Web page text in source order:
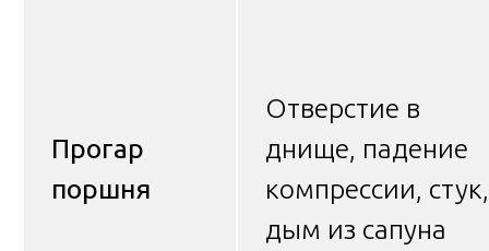
Прогар
поршня
Отверстие в
днище, падение
компрессии, стук,
дым из сапуна